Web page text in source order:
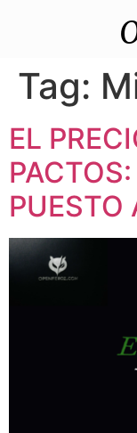
Tag:
EL
PUESTO